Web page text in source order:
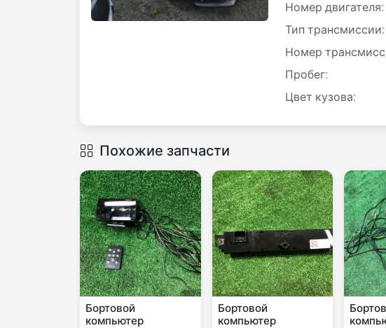
Номер двигателя:
Тип трансмиссии:
Номер
Пробег:
Цвет кузова:
Похожие запчасти
Бортовой
компьютер
Бортовой
компьютер